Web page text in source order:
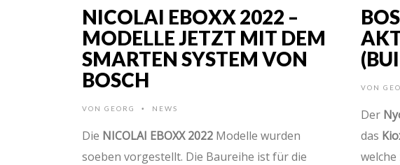
NICOLAI EBOXX 2022 –
MODELLE JETZT MIT DEM
SMARTEN SYSTEM VON
BOSCH
VON GEORG • NEWS
Die NICOLAI EBOXX 2022 Modelle wurden
soeben vorgestellt. Die Baureihe ist für die
VON
Der
das